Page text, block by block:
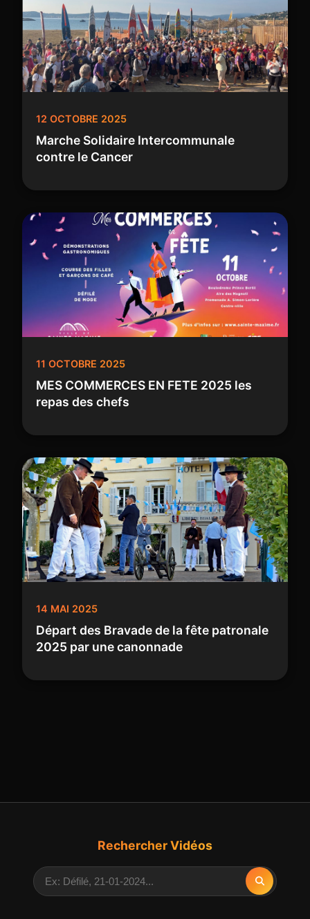
12 OCTOBRE 2025
Marche Solidaire Intercommunale
contre le Cancer
11 OCTOBRE 2025
MES COMMERCES EN FETE 2025 les
repas des chefs
14 MAI 2025
Départ des Bravade de la fête patronale
2025 par une canonnade
Rechercher Vidéos